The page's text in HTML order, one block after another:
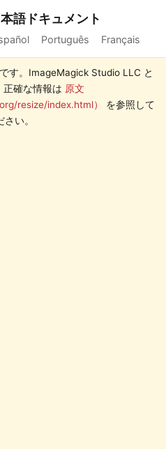
語ドキュメント
Português Français
です。ImageMagick Studio LLC と
正確な情報は 原文
resize/index.html）
を参照して
さい。